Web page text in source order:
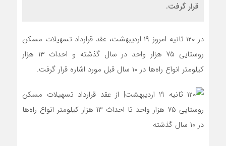
قرار گرفت.
در ۱۲۰ ثانیه امروز ۱۹ اردیبهشت، عقد قرارداد تسهیلات مسکن
روستایی ۷۵ هزار واحد در سال گذشته و احداث ۱۳ هزار
کیلومتر انواع راه‌ها در ۱۰ سال قبل مورد اشاره قرار گرفت.